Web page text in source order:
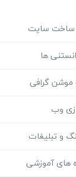
ساخت سایت
ها
موشن گرافی
وب
و تبلیغات
های آموزشی